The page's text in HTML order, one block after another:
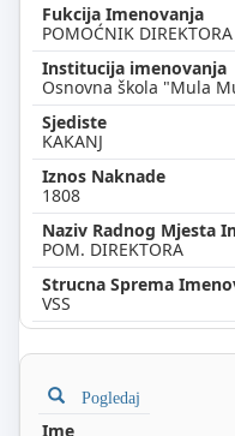
POMOĆNIK DIREKTORA
Osnovna škola "Mula
KAKANJ
1808
POM. DIREKTORA
VSS
Pogledaj